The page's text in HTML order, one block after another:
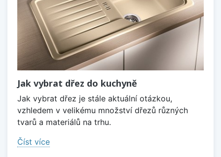
Jak vybrat dřez do kuchyně
Jak vybrat dřez je stále aktuální otázkou,
vzhledem v velikému množství dřezů různých
tvarů a materiálů na trhu.
Číst více